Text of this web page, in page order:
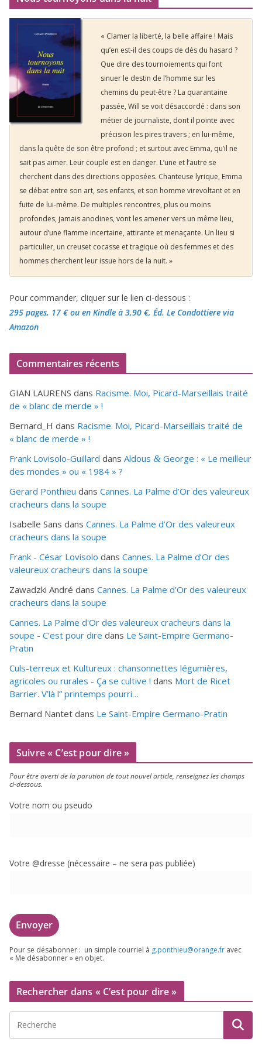
« Clamer la liberté, la belle affaire ! Mais
qu’en est-il des coups de dés du hasard ?
Que dire des tournoiements qui font
sinuer le destin de l’homme sur les
chemins du peut-être ? La quarantaine
passée, Will se voit désaccordé : dans son
métier de journaliste, dont il pointe avec
précision les pires travers ; en lui-même,
dans la quête de son être profond ; et surtout avec Emma, qu’il ne
sait pas aimer. Leur couple est en danger. L’une et l’autre se
cherchent dans des directions opposées. Chanteuse lyrique, Emma
se débat entre son art, ses enfants, et son homme virevoltant et en
fuite de lui-même. De multiples rencontres, plus ou moins
profondes, jamais anodines, vont les amener vers un même lieu,
autour d’une flamme incertaine, attirante et menaçante. Un lieu si
particulier, un creuset cocasse et tragique où des femmes et des
hommes cherchent leur issue hors de la nuit. »
Pour commander, cliquer sur le lien ci-dessous :
295 pages, 17 €ou en Kindle à 3,90 €, Éd. Le Condottiere via
Amazon
Commentaires récents
GIAN LAURENS dans Racisme. Moi, Picard-Marseillais traité
de « blanc de merde » !
Bernard_H dans Racisme. Moi, Picard-Marseillais traité de
« blanc de merde » !
Frank Lovisolo-Guillard dans Aldous & George : « Le meilleur
des mondes » ou « 1984 » ?
Gerard Ponthieu dans Cannes. La Palme d’Or des valeureux
cracheurs dans la soupe
Isabelle Sans dans Cannes. La Palme d’Or des valeureux
cracheurs dans la soupe
Frank - César Lovisolo dans Cannes. La Palme d’Or des
valeureux cracheurs dans la soupe
Zawadzki André dans Cannes. La Palme d’Or des valeureux
cracheurs dans la soupe
Cannes. La Palme d'Or des valeureux cracheurs dans la
soupe - C’est pour dire dans Le Saint-Empire Germano-
Pratin
Culs-terreux et Kultureux : chansonnettes légumières,
agricoles ou rurales - Ça se cultive ! dans Mort de Ricet
Barrier. V’là l” printemps pourri…
Bernard Nantet dans Le Saint-Empire Germano-Pratin
Suivre « C’est pour dire »
Pour être aver­ti de la paru­tion de tout nou­vel article, ren­sei­gnez les champs
ci-dessous.
Votre nom ou pseudo
Votre @dresse (néces­saire – ne sera pas publiée)
Pour se désa­bon­ner : un simple cour­riel à g.​ponthieu@​orange.​fr avec
« Me désa­bon­ner » en objet.
Rechercher dans « C’est pour dire »